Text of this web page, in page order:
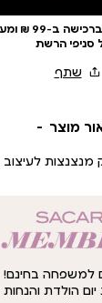
עלות משלוח
סניפי הרשת
מוצר
מנצנצות
למשפחה בחינם!
הולדת והנחות